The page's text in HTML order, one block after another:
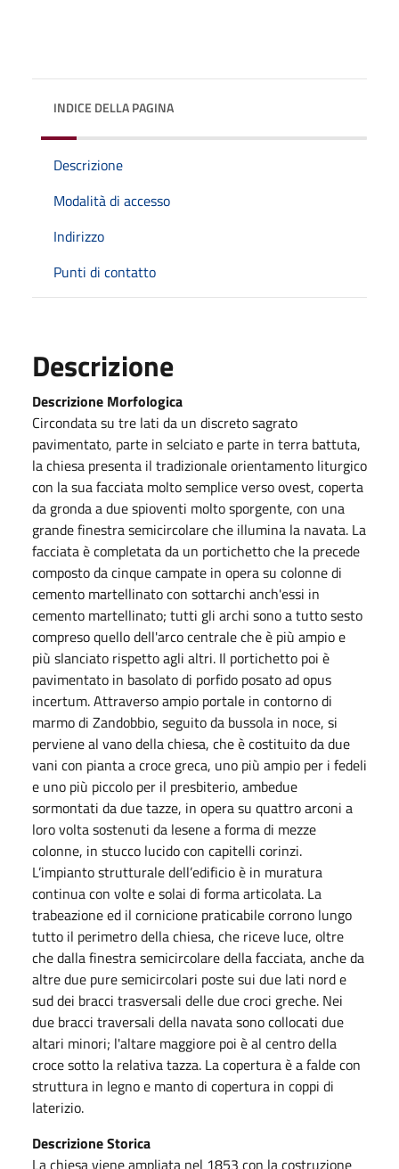
INDICE DELLA PAGINA
Descrizione
Modalità di accesso
Indirizzo
Punti di contatto
Descrizione
Descrizione Morfologica
Circondata su tre lati da un discreto sagrato
pavimentato, parte in selciato e parte in terra battuta,
la chiesa presenta il tradizionale orientamento liturgico
con la sua facciata molto semplice verso ovest, coperta
da gronda a due spioventi molto sporgente, con una
grande finestra semicircolare che illumina la navata. La
facciata è completata da un portichetto che la precede
composto da cinque campate in opera su colonne di
cemento martellinato con sottarchi anch'essi in
cemento martellinato; tutti gli archi sono a tutto sesto
compreso quello dell'arco centrale che è più ampio e
più slanciato rispetto agli altri. Il portichetto poi è
pavimentato in basolato di porfido posato ad opus
incertum. Attraverso ampio portale in contorno di
marmo di Zandobbio, seguito da bussola in noce, si
perviene al vano della chiesa, che è costituito da due
vani con pianta a croce greca, uno più ampio per i fedeli
e uno più piccolo per il presbiterio, ambedue
sormontati da due tazze, in opera su quattro arconi a
loro volta sostenuti da lesene a forma di mezze
colonne, in stucco lucido con capitelli corinzi.
L’impianto strutturale dell’edificio è in muratura
continua con volte e solai di forma articolata. La
trabeazione ed il cornicione praticabile corrono lungo
tutto il perimetro della chiesa, che riceve luce, oltre
che dalla finestra semicircolare della facciata, anche da
altre due pure semicircolari poste sui due lati nord e
sud dei bracci trasversali delle due croci greche. Nei
due bracci traversali della navata sono collocati due
altari minori; l'altare maggiore poi è al centro della
croce sotto la relativa tazza. La copertura è a falde con
struttura in legno e manto di copertura in coppi di
laterizio.
Descrizione Storica
La chiesa viene ampliata nel 1853 con la costruzione